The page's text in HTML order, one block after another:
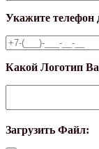
Укажите телефон
Какой Логотип
Загрузить Файл: